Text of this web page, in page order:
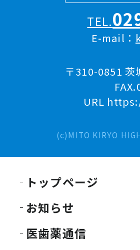
TEL.
E-mail：
〒310-0851
URL
(c)MITO KIRYO
トップページ
お知らせ
医歯薬通信